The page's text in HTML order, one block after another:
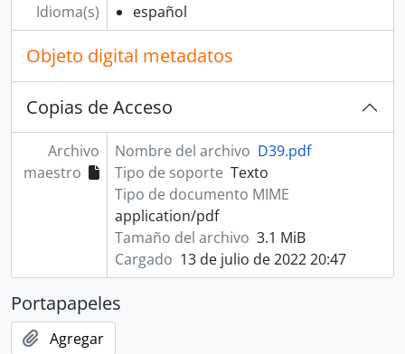
Idioma(s) español
Objeto digital metadatos
Copias de Acceso
Archivo
maestro
Nombre del archivo D39.pdf
Tipo de soporte Texto
Tipo de documento MIME
application/pdf
Tamaño del archivo 3.1 MiB
Cargado 13 de julio de 2022 20:47
Portapapeles
Agregar